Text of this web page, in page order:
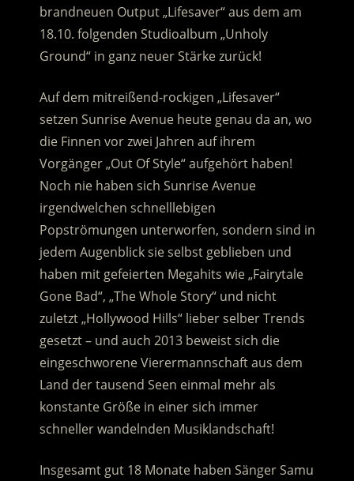
brandneuen Output „Lifesaver“ aus dem am
18.10. folgenden Studioalbum „Unholy
Ground“ in ganz neuer Stärke zurück!
Auf dem mitreißend-rockigen „Lifesaver“
setzen Sunrise Avenue heute genau da an, wo
die Finnen vor zwei Jahren auf ihrem
Vorgänger „Out Of Style“ aufgehört haben!
Noch nie haben sich Sunrise Avenue
irgendwelchen schnelllebigen
Popströmungen unterworfen, sondern sind in
jedem Augenblick sie selbst geblieben und
haben mit gefeierten Megahits wie „Fairytale
Gone Bad“, „The Whole Story“ und nicht
zuletzt „Hollywood Hills“ lieber selber Trends
gesetzt – und auch 2013 beweist sich die
eingeschworene Vierermannschaft aus dem
Land der tausend Seen einmal mehr als
konstante Größe in einer sich immer
schneller wandelnden Musiklandschaft!
Insgesamt gut 18 Monate haben Sänger Samu